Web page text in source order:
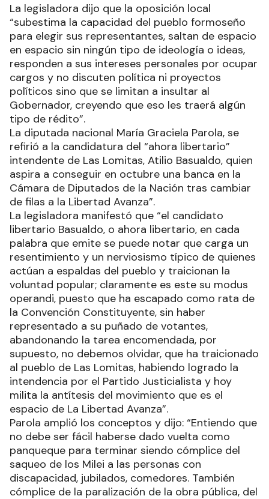
La legisladora dijo que la oposición local
“subestima la capacidad del pueblo formoseño
para elegir sus representantes, saltan de espacio
en espacio sin ningún tipo de ideología o ideas,
responden a sus intereses personales por ocupar
cargos y no discuten política ni proyectos
políticos sino que se limitan a insultar al
Gobernador, creyendo que eso les traerá algún
tipo de rédito”.
La diputada nacional María Graciela Parola, se
refirió a la candidatura del “ahora libertario”
intendente de Las Lomitas, Atilio Basualdo, quien
aspira a conseguir en octubre una banca en la
Cámara de Diputados de la Nación tras cambiar
de filas a la Libertad Avanza”.
La legisladora manifestó que “el candidato
libertario Basualdo, o ahora libertario, en cada
palabra que emite se puede notar que carga un
resentimiento y un nerviosismo típico de quienes
actúan a espaldas del pueblo y traicionan la
voluntad popular; claramente es este su modus
operandi, puesto que ha escapado como rata de
la Convención Constituyente, sin haber
representado a su puñado de votantes,
abandonando la tarea encomendada, por
supuesto, no debemos olvidar, que ha traicionado
al pueblo de Las Lomitas, habiendo logrado la
intendencia por el Partido Justicialista y hoy
milita la antítesis del movimiento que es el
espacio de La Libertad Avanza”.
Parola amplió los conceptos y dijo: “Entiendo que
no debe ser fácil haberse dado vuelta como
panqueque para terminar siendo cómplice del
saqueo de los Milei a las personas con
discapacidad, jubilados, comedores. También
cómplice de la paralización de la obra pública, del